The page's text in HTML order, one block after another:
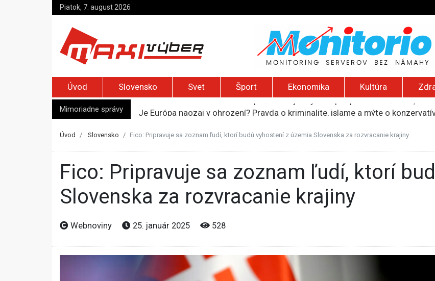
Piatok, 7. august 2026
Úvod Slovensko Svet Šport Ekonomika Kultúra
Mimoriadne správy
Je Európa naozaj v ohrození? Pravda o kriminalite, islame a mýte o
Kyjev žiada EÚ o 220 miliónov eur na pomoc farmárom, ktorých postihla
Úvod Slovensko Fico: Pripravuje sa zoznam ľudí, ktorí budú vyhostení z územia Slovenska za rozvracanie krajiny
Fico: Pripravuje sa zoznam ľudí, ktorí budú vyhostení z územia
Slovenska za rozvracanie krajiny
Webnoviny 25. január 2025 528